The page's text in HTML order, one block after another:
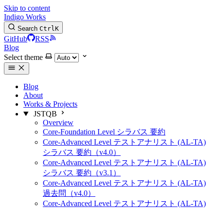
Skip to content
Indigo Works
Search CtrlK
GitHub
RSS
Blog
Select theme
Blog
About
Works & Projects
JSTQB
Overview
Core-Foundation Level シラバス 要約
Core-Advanced Level テストアナリスト (AL-TA)
シラバス 要約（v4.0）
Core-Advanced Level テストアナリスト (AL-TA)
シラバス 要約（v3.1）
Core-Advanced Level テストアナリスト (AL-TA)
過去問（v4.0）
Core-Advanced Level テストアナリスト (AL-TA)